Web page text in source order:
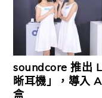
soundcore 推出
晰耳機」，導入
盒